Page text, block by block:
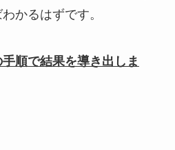
かるはずです。
順で結果を導き出しま